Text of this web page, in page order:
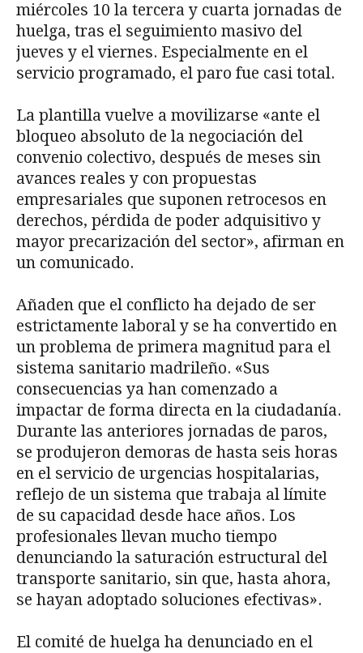
miércoles 10 la tercera y cuarta jornadas de
huelga, tras el seguimiento masivo del
jueves y el viernes. Especialmente en el
servicio programado, el paro fue casi total.
La plantilla vuelve a movilizarse «ante el
bloqueo absoluto de la negociación del
convenio colectivo, después de meses sin
avances reales y con propuestas
empresariales que suponen retrocesos en
derechos, pérdida de poder adquisitivo y
mayor precarización del sector», afirman en
un comunicado.
Añaden que el conflicto ha dejado de ser
estrictamente laboral y se ha convertido en
un problema de primera magnitud para el
sistema sanitario madrileño. «Sus
consecuencias ya han comenzado a
impactar de forma directa en la ciudadanía.
Durante las anteriores jornadas de paros,
se produjeron demoras de hasta seis horas
en el servicio de urgencias hospitalarias,
reflejo de un sistema que trabaja al límite
de su capacidad desde hace años. Los
profesionales llevan mucho tiempo
denunciando la saturación estructural del
transporte sanitario, sin que, hasta ahora,
se hayan adoptado soluciones efectivas».
El comité de huelga ha denunciado en el